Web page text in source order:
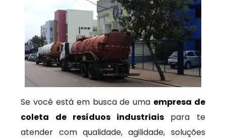
Se você está em busca de uma empresa de
coleta de resíduos industriais para te
atender com qualidade, agilidade, soluções